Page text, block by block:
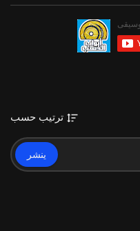
ترتيب حسب
ينشر